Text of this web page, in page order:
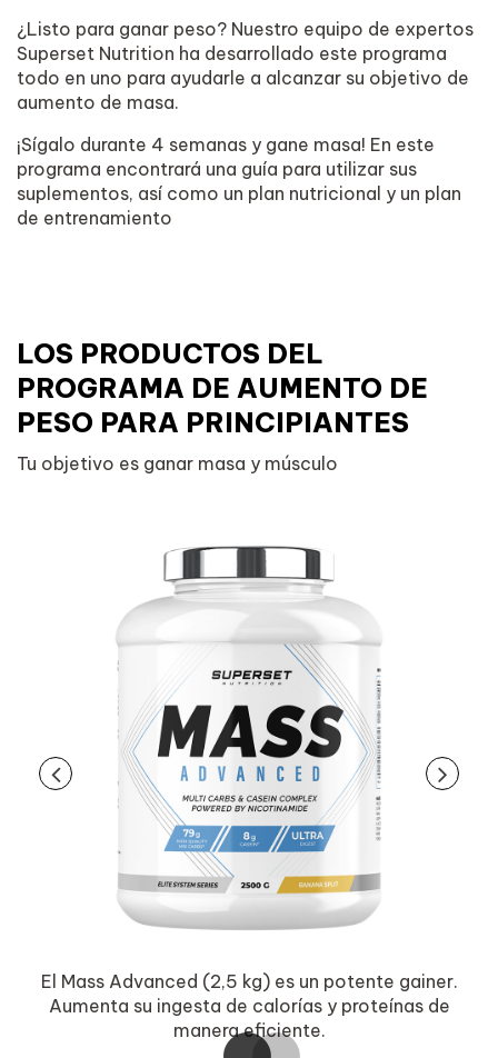
¿Listo para ganar peso? Nuestro equipo de expertos
Superset Nutrition ha desarrollado este programa
todo en uno para ayudarle a alcanzar su objetivo de
aumento de masa.
¡Sígalo durante 4 semanas y gane masa! En este
programa encontrará una guía para utilizar sus
suplementos, así como un plan nutricional y un plan
de entrenamiento
LOS PRODUCTOS DEL
PROGRAMA DE AUMENTO DE
PESO PARA PRINCIPIANTES
Tu objetivo es ganar masa y músculo
El Mass Advanced (2,5 kg) es un potente gainer.
Aumenta su ingesta de calorías y proteínas de
manera eficiente.